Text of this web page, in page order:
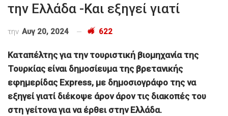
την Ελλάδα -Και εξηγεί γιατί
την Αυγ 20, 2024 622
Καταπέλτης για την τουριστική βιομηχανία της
Τουρκίας είναι δημοσίευμα της βρετανικής
εφημερίδας Express, με δημοσιογράφο της να
εξηγεί γιατί διέκοψε άρον άρον τις διακοπές του
στη γείτονα για να έρθει στην Ελλάδα.